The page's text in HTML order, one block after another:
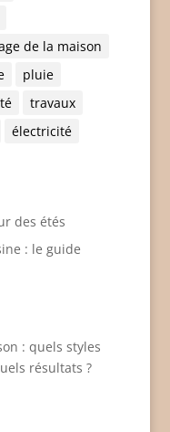
de la maison
pluie
travaux
électricité
des étés
: le guide
: quels styles
résultats ?